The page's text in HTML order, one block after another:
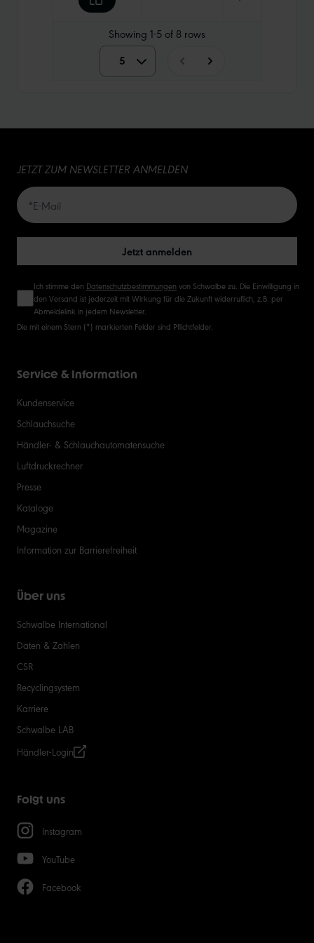
Showing 1-5of 8 rows
5 5
20
JETZT ZUM NEWSLETTER ANMELDEN
Jetzt anmelden
Ich stimme den Datenschutzbestimmungen von Schwalbe zu. Die Einwilligung in
den Versand ist jederzeit mit Wirkung für die Zukunft widerruflich, z.B. per
Abmeldelink in jedem Newsletter.
Die mit einem Stern (*) markierten Felder sind Pflichtfelder.
Service & Information
Kundenservice
Schlauchsuche
Händler- & Schlauchautomatensuche
Luftdruckrechner
Presse
Kataloge
Magazine
Information zur Barrierefreiheit
Über uns
Schwalbe International
Daten & Zahlen
CSR
Recyclingsystem
Karriere
Schwalbe LAB
Händler-Login
Folgt uns
Instagram
YouTube
Facebook